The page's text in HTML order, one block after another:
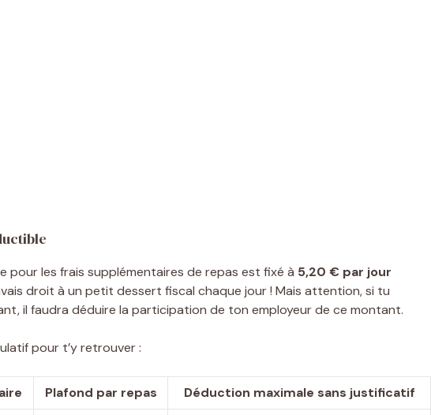
pour les frais supplémentaires de repas est fixé à 5,20 € par jour
droit à un petit dessert fiscal chaque jour ! Mais attention, si tu
il faudra déduire la participation de ton employeur de ce montant.
pour t’y retrouver :
Plafond par repas
Déduction maximale sans justificatif